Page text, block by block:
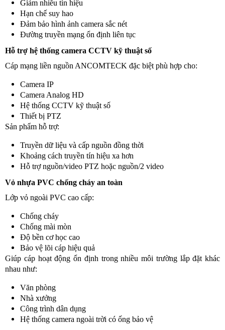
Giảm nhiễu tín hiệu
Hạn chế suy hao
Đảm bảo hình ảnh camera sắc nét
Đường truyền mạng ổn định liên tục
Hỗ trợ hệ thống camera CCTV kỹ thuật số
Cáp mạng liền nguồn ANCOMTECK đặc biệt phù hợp cho:
Camera IP
Camera Analog HD
Hệ thống CCTV kỹ thuật số
Thiết bị PTZ
Sản phẩm hỗ trợ:
Truyền dữ liệu và cấp nguồn đồng thời
Khoảng cách truyền tín hiệu xa hơn
Hỗ trợ nguồn/video PTZ hoặc nguồn/2 video
Vỏ nhựa PVC chống cháy an toàn
Lớp vỏ ngoài PVC cao cấp:
Chống cháy
Chống mài mòn
Độ bền cơ học cao
Bảo vệ lõi cáp hiệu quả
Giúp cáp hoạt động ổn định trong nhiều môi trường lắp đặt khác
nhau như:
Văn phòng
Nhà xưởng
Công trình dân dụng
Hệ thống camera ngoài trời có ống bảo vệ